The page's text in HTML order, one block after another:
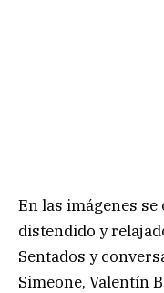
En las imágenes
distendido y
Sentados y
Simeone, Valentín